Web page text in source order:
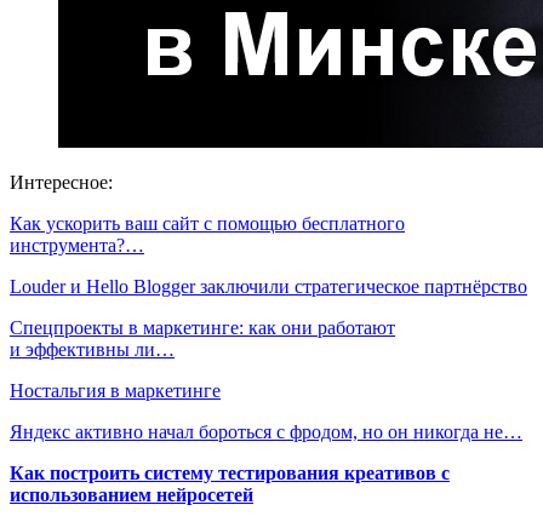
Интересное:
Как ускорить ваш сайт с помощью бесплатного
инструмента?…
Louder и Hello Blogger заключили стратегическое партнёрство
Спецпроекты в маркетинге: как они работают
и эффективны ли…
Ностальгия в маркетинге
Яндекс активно начал бороться с фродом, но он никогда не…
Как построить систему тестирования креативов с
использованием нейросетей